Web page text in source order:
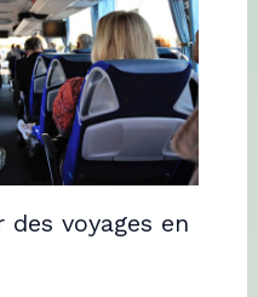
voyages en